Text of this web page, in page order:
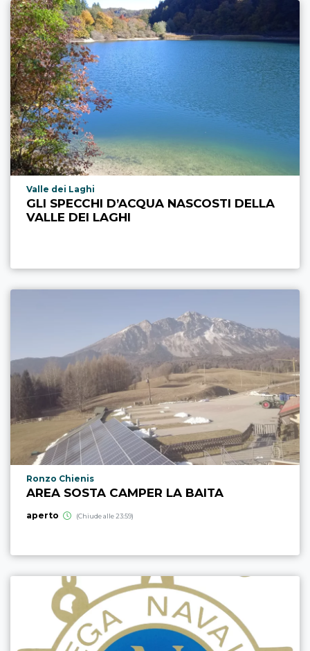
Località punto di interesse
Valle dei Laghi
GLI SPECCHI D’ACQUA NASCOSTI DELLA
VALLE DEI LAGHI
Località punto di interesse
Ronzo Chienis
AREA SOSTA CAMPER LA BAITA
aperto (Chiude alle 23:59)